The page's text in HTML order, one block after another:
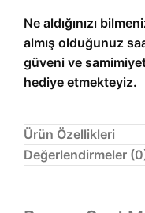
Ne aldığınızı
almış olduğunuz
güveni ve
hediye etmekteyiz.
Ürün Özellikleri
Değerlendirmeler